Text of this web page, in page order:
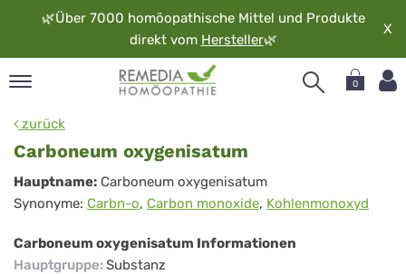
🌿Über 7000 homöopathische Mittel und Produkte
direkt vom Hersteller🌿
X
0
zurück
Carboneum oxygenisatum
Carboneum
oxygenisatum
Hauptname: Carboneum oxygenisatum
Synonyme: Carbn-o, Carbon monoxide, Kohlenmonoxyd
Carboneum oxygenisatum Informationen
Hauptgruppe: Substanz